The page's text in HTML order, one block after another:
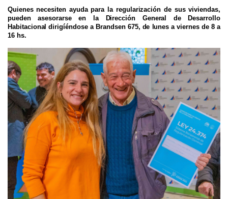
Quienes necesiten ayuda para la regularización de sus viviendas,
pueden asesorarseen la Dirección General de Desarrollo
Habitacionaldirigíéndose a Brandsen 675, de lunes a viernes de 8 a
16 hs.